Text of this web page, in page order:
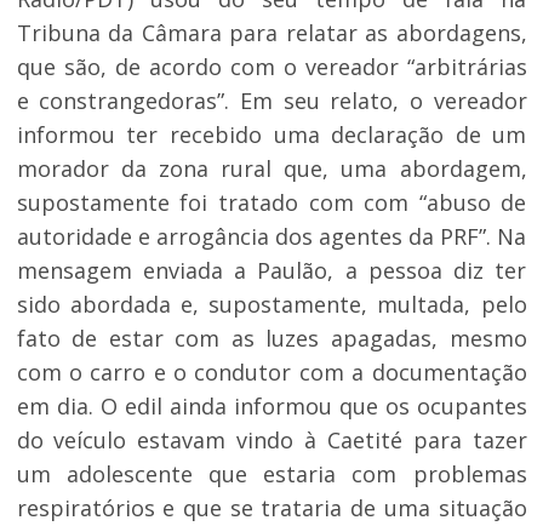
Tribuna da Câmara para relatar as abordagens,
que são, de acordo com o vereador “arbitrárias
e constrangedoras”. Em seu relato, o vereador
informou ter recebido uma declaração de um
morador da zona rural que, uma abordagem,
supostamente foi tratado com com “abuso de
autoridade e arrogância dos agentes da PRF”. Na
mensagem enviada a Paulão, a pessoa diz ter
sido abordada e, supostamente, multada, pelo
fato de estar com as luzes apagadas, mesmo
com o carro e o condutor com a documentação
em dia. O edil ainda informou que os ocupantes
do veículo estavam vindo à Caetité para tazer
um adolescente que estaria com problemas
respiratórios e que se trataria de uma situação